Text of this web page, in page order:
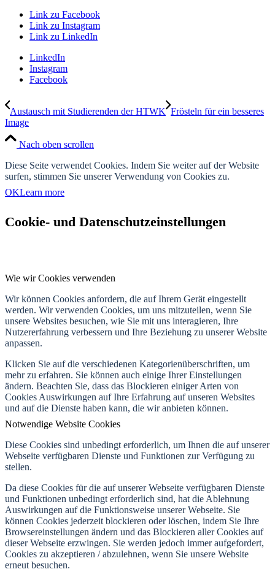
Link zu Facebook
Link zu Instagram
Link zu LinkedIn
LinkedIn
Instagram
Facebook
Austausch mit Studierenden der HTWK Frösteln für ein besseres
Image
Nach oben scrollen
Diese Seite verwendet Cookies. Indem Sie weiter auf der Website
surfen, stimmen Sie unserer Verwendung von Cookies zu.
OKLearn more
Cookie- und Datenschutzeinstellungen
Wie wir Cookies verwenden
Wir können Cookies anfordern, die auf Ihrem Gerät eingestellt
werden. Wir verwenden Cookies, um uns mitzuteilen, wenn Sie
unsere Websites besuchen, wie Sie mit uns interagieren, Ihre
Nutzererfahrung verbessern und Ihre Beziehung zu unserer Website
anpassen.
Klicken Sie auf die verschiedenen Kategorienüberschriften, um
mehr zu erfahren. Sie können auch einige Ihrer Einstellungen
ändern. Beachten Sie, dass das Blockieren einiger Arten von
Cookies Auswirkungen auf Ihre Erfahrung auf unseren Websites
und auf die Dienste haben kann, die wir anbieten können.
Notwendige Website Cookies
Diese Cookies sind unbedingt erforderlich, um Ihnen die auf unserer
Webseite verfügbaren Dienste und Funktionen zur Verfügung zu
stellen.
Da diese Cookies für die auf unserer Webseite verfügbaren Dienste
und Funktionen unbedingt erforderlich sind, hat die Ablehnung
Auswirkungen auf die Funktionsweise unserer Webseite. Sie
können Cookies jederzeit blockieren oder löschen, indem Sie Ihre
Browsereinstellungen ändern und das Blockieren aller Cookies auf
dieser Webseite erzwingen. Sie werden jedoch immer aufgefordert,
Cookies zu akzeptieren / abzulehnen, wenn Sie unsere Website
erneut besuchen.